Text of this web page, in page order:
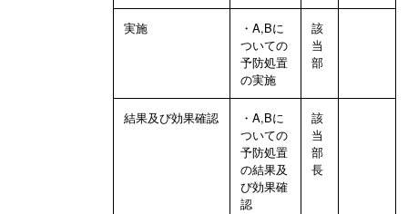
実施
・A,Bに
ついての
予防処置
の実施
該
当
部
結果及び効果確認
・A,Bに
ついての
予防処置
の結果及
び効果確
認
該
当
部
長